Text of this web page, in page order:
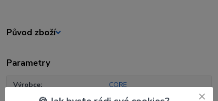
Původ zboží
Parametry
Výrobce CORE